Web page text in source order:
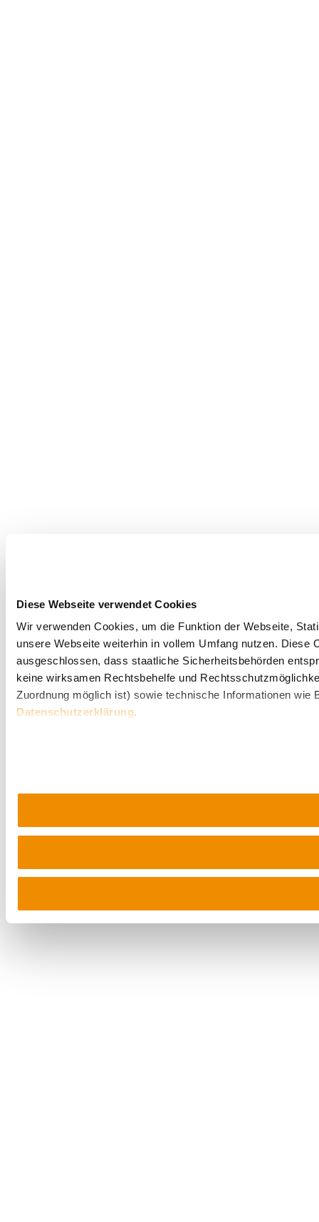
Diese Webseite verwendet Cookies
Wir verwenden Cookies, um die Funktion der Webseite,
unsere Webseite weiterhin in vollem Umfang nutzen.
ausgeschlossen, dass staatliche Sicherheitsbehörden
keine wirksamen Rechtsbehelfe und
Zuordnung möglich ist) sowie technische Informationen
Datenschutzerklärung.